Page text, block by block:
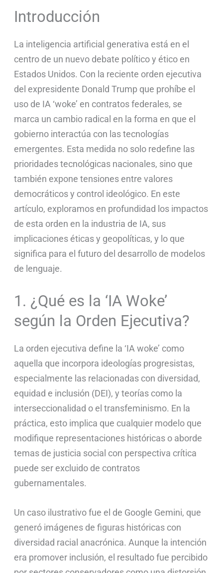
Introducción
La inteligencia artificial generativa está en el
centro de un nuevo debate político y ético en
Estados Unidos. Con la reciente orden ejecutiva
del expresidente Donald Trump que prohíbe el
uso de IA ‘woke’ en contratos federales, se
marca un cambio radical en la forma en que el
gobierno interactúa con las tecnologías
emergentes. Esta medida no solo redefine las
prioridades tecnológicas nacionales, sino que
también expone tensiones entre valores
democráticos y control ideológico. En este
artículo, exploramos en profundidad los impactos
de esta orden en la industria de IA, sus
implicaciones éticas y geopolíticas, y lo que
significa para el futuro del desarrollo de modelos
de lenguaje.
1. ¿Qué es la ‘IA Woke’
según la Orden Ejecutiva?
La orden ejecutiva define la ‘IA woke’ como
aquella que incorpora ideologías progresistas,
especialmente las relacionadas con diversidad,
equidad e inclusión (DEI), y teorías como la
interseccionalidad o el transfeminismo. En la
práctica, esto implica que cualquier modelo que
modifique representaciones históricas o aborde
temas de justicia social con perspectiva crítica
puede ser excluido de contratos
gubernamentales.
Un caso ilustrativo fue el de Google Gemini, que
generó imágenes de figuras históricas con
diversidad racial anacrónica. Aunque la intención
era promover inclusión, el resultado fue percibido